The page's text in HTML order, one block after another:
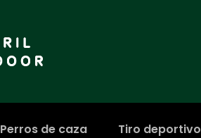
Perros de caza Tiro deportivo